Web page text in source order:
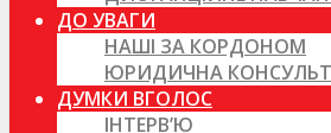
ДО УВАГИ
НАШІ ЗА КОРДОНОМ
ЮРИДИЧНА
ДУМКИ ВГОЛОС
ІНТЕРВ’Ю